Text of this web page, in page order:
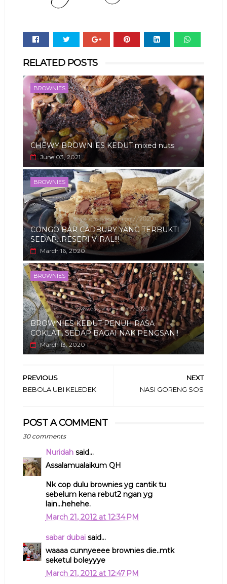
RELATED POSTS
BROWNIES
CHEWY BROWNIES KEDUT mixed nuts
June 03, 2021
BROWNIES
CONGO BAR CADBURY YANG TERBUKTI
SEDAP...RESEPI VIRAL!!!
March 16, 2020
BROWNIES
BROWNIES KEDUT PENUH RASA
COKLAT...SEDAP BAGAI NAK PENGSAN!!
March 13, 2020
NEXT
NASI GORENG SOS
PREVIOUS
BEBOLA UBI KELEDEK
POST A COMMENT
30 comments
Nuridahsaid...
Assalamualaikum QH
Nk cop dulu brownies yg cantik tu
sebelum kena rebut2 ngan yg
lain...hehehe.
March 21, 2012 at 12:34 PM
sabar dubaisaid...
waaaa cunnyeeee brownies die..mtk
seketul boleyyye
March 21, 2012 at 12:47 PM